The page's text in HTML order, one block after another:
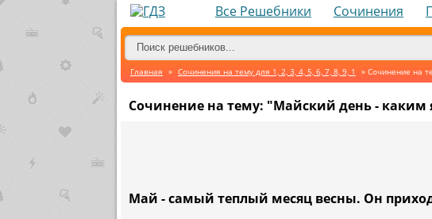
Все Решебники Сочинения
Главная » Сочинения на тему для 1, 2, 3, 4, 5, 6, 7, 8, 9, 1 » Сочинение на
Сочинение на тему: "Майский день - каким
Май - самый теплый месяц весны. Он